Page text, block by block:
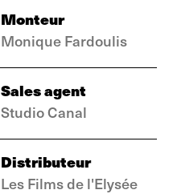
Monteur
Monique Fardoulis
Sales agent
Studio Canal
Distributeur
Les Films de l'Elysée